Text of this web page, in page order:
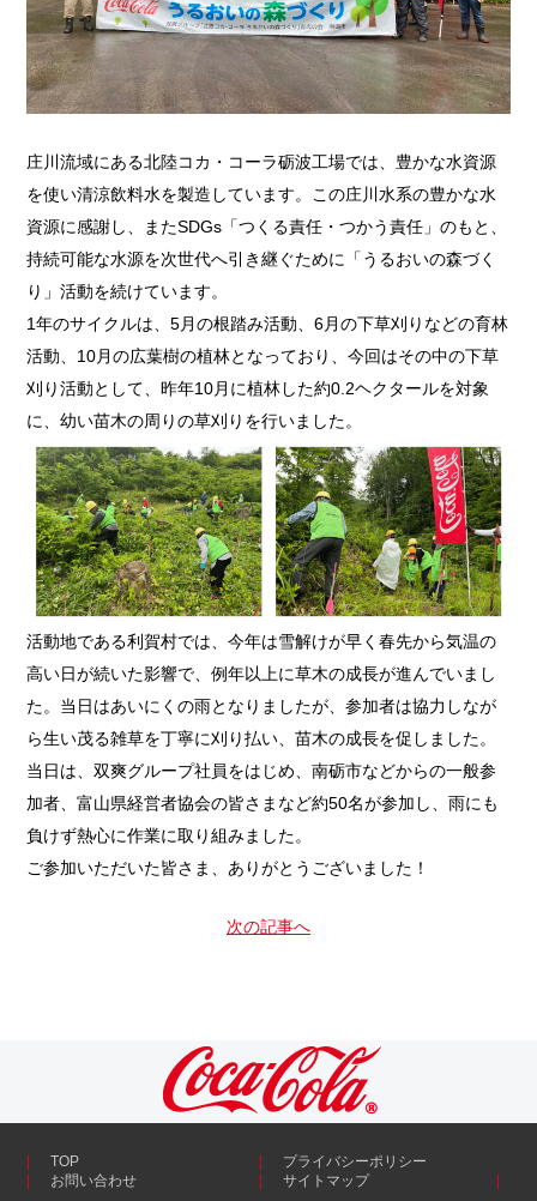
庄川流域にある北陸コカ・コーラ砺波工場では、豊かな水資源
を使い清涼飲料水を製造しています。この庄川水系の豊かな水
資源に感謝し、またSDGs「つくる責任・つかう責任」のもと、
持続可能な水源を次世代へ引き継ぐために「うるおいの森づく
り」活動を続けています。
1年のサイクルは、5月の根踏み活動、6月の下草刈りなどの育林
活動、10月の広葉樹の植林となっており、今回はその中の下草
刈り活動として、昨年10月に植林した約0.2ヘクタールを対象
に、幼い苗木の周りの草刈りを行いました。
活動地である利賀村では、今年は雪解けが早く春先から気温の
高い日が続いた影響で、例年以上に草木の成長が進んでいまし
た。当日はあいにくの雨となりましたが、参加者は協力しなが
ら生い茂る雑草を丁寧に刈り払い、苗木の成長を促しました。
当日は、双爽グループ社員をはじめ、南砺市などからの一般参
加者、富山県経営者協会の皆さまなど約50名が参加し、雨にも
負けず熱心に作業に取り組みました。
ご参加いただいた皆さま、ありがとうございました！
次の記事へ
TOP
プライバシーポリシー
お問い合わせ
サイトマップ